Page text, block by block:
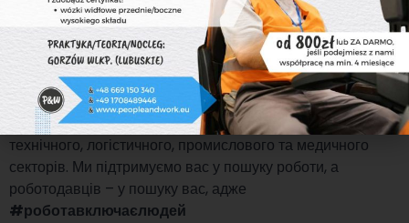
Роботодавець
Ми є групою компаній, яка вже понад дев’ятнадцять
років спеціалізується на рекрутингу в Польщі та
Німеччині.Ми пропонуємо комплексну підтримку в
сфері управління персоналом. Ми зосереджені на
постійному розвитку – працюємо переважно для
технічного, логістичного, промислового та медичного
секторів. Ми підтримуємо вас у пошуку роботи, а
роботодавців – у пошуку вас, адже
#роботавключаєлюдей